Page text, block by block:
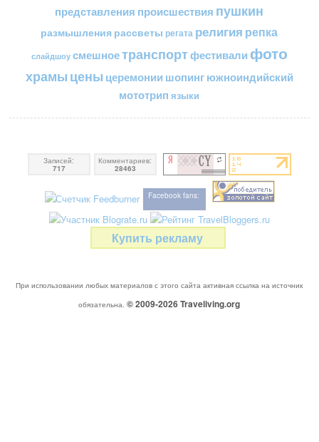
представления происшествия пушкин
размышления рассветы регата религия репка
слайдшоу смешноетранспортфестивали фото
храмы цены церемонии шопингюжноиндийский
мототрип языки
Записей:
717
Комментариев:
28463
Facebook fans:
Купить рекламу
При использовании любых материалов с этого сайта активная ссылка на источник
обязательна. © 2009-2026Traveliving.org